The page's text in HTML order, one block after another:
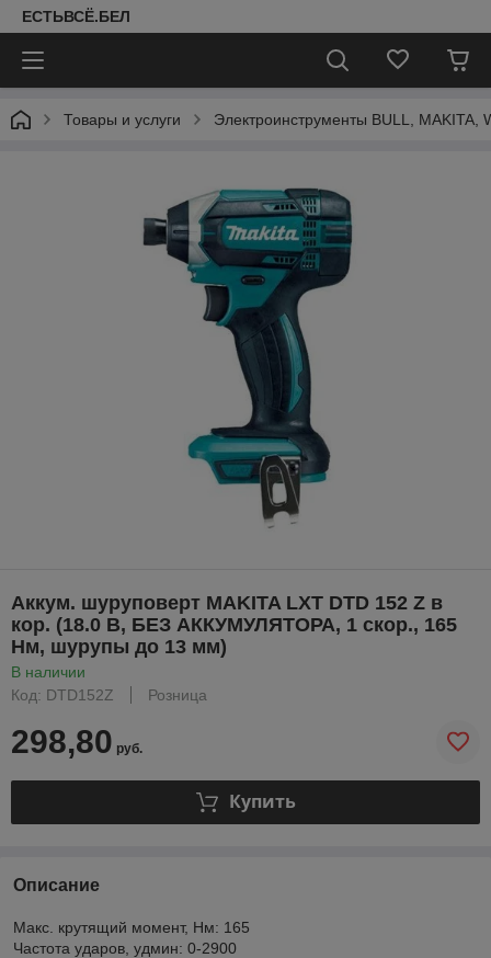
ЕСТЬВСЁ.БЕЛ
Товары и услуги Электроинструменты BULL,
Аккум. шуруповерт MAKITA LXT DTD 152 Z в
кор. (18.0 В, БЕЗ АККУМУЛЯТОРА, 1 скор., 165
Нм, шурупы до 13 мм)
В наличии
Код: DTD152Z
Розница
298,80 руб.
Купить
Описание
Макс. крутящий момент, Нм: 165
Частота ударов, удмин: 0-2900